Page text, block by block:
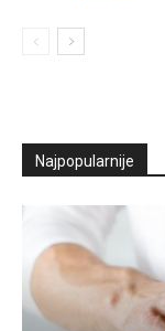
Najpopularnije